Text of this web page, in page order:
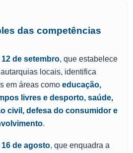
das competências
12 de setembro, que estabelece
locais, identifica
em áreas comoeducação,
livres e desporto, saúde,
civil, defesa do consumidor e
.
16 de agosto, que enquadra a